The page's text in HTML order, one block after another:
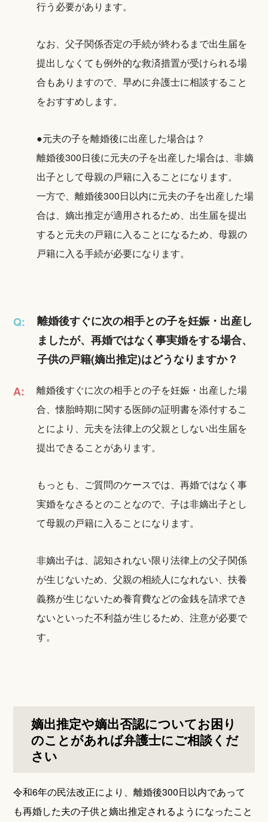
行う必要があります。
なお、父子関係否定の手続が終わるまで出生届を
提出しなくても例外的な救済措置が受けられる場
合もありますので、早めに弁護士に相談すること
をおすすめします。
●元夫の子を離婚後に出産した場合は？
離婚後300日後に元夫の子を出産した場合は、非嫡
出子として母親の戸籍に入ることになります。
一方で、離婚後300日以内に元夫の子を出産した場
合は、嫡出推定が適用されるため、出生届を提出
すると元夫の戸籍に入ることになるため、母親の
戸籍に入る手続が必要になります。
Q:
離婚後すぐに次の相手との子を妊娠・出産し
ましたが、再婚ではなく事実婚をする場合、
子供の戸籍(嫡出推定)はどうなりますか？
A:
離婚後すぐに次の相手との子を妊娠・出産した場
合、懐胎時期に関する医師の証明書を添付するこ
とにより、元夫を法律上の父親としない出生届を
提出できることがあります。
もっとも、ご質問のケースでは、再婚ではなく事
実婚をなさるとのことなので、子は非嫡出子とし
て母親の戸籍に入ることになります。
非嫡出子は、認知されない限り法律上の父子関係
が生じないため、父親の相続人になれない、扶養
義務が生じないため養育費などの金銭を請求でき
ないといった不利益が生じるため、注意が必要で
す。
嫡出推定や嫡出否認についてお困り
のことがあれば弁護士にご相談くだ
さい
令和6年の民法改正により、離婚後300日以内であって
も再婚した夫の子供と嫡出推定されるようになったこと